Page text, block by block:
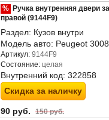
% Ручка внутренняя двери
правой (9144F9)
Раздел: Кузов внутри
Модель авто: Peugeot
Артикул: 9144F9
Состояние: целая
Внутренний код: 322858
Скидка за наличку
90 руб. 150 руб.